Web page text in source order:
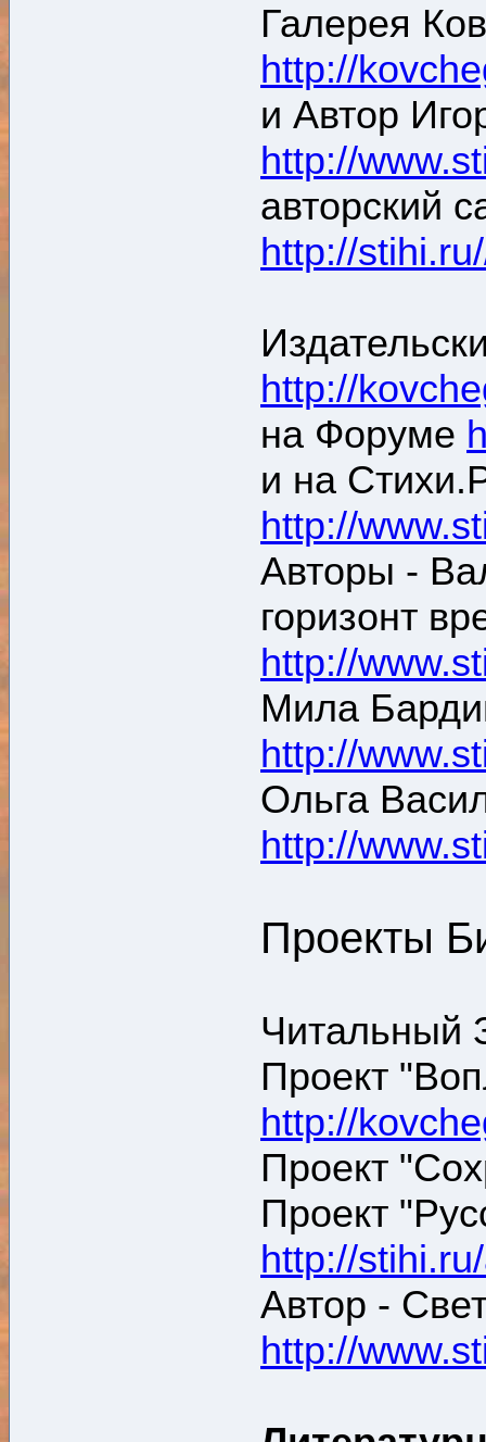
Галерея
http://
и Автор
http://
авторский
http://
http://
на Форуме
и на
http://
Авторы -
горизонт
http://
Мила
http://
Ольга
http://
Проекты
Читальный
Проект
http://
Проект
Проект
http://
Автор -
http://